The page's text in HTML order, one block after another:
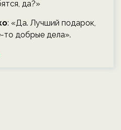
да?»
: «Да. Лучший подарок,
то добрые дела».